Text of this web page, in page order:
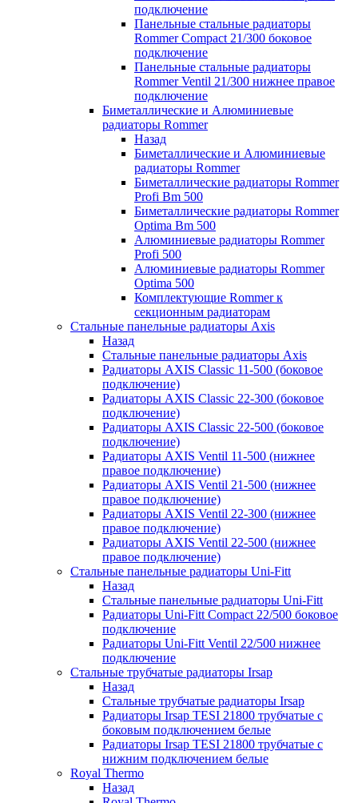
подключение
Панельные стальные радиаторы
Rommer Compact 21/300 боковое
подключение
Панельные стальные радиаторы
Rommer Ventil 21/300 нижнее правое
подключение
Биметаллические и Алюминиевые
радиаторы Rommer
Назад
Биметаллические и Алюминиевые
радиаторы Rommer
Биметаллические радиаторы Rommer
Profi Bm 500
Биметаллические радиаторы Rommer
Optima Bm 500
Алюминиевые радиаторы Rommer
Profi 500
Алюминиевые радиаторы Rommer
Optima 500
Комплектующие Rommer к
секционным радиаторам
Стальные панельные радиаторы Axis
Назад
Стальные панельные радиаторы Axis
Радиаторы AXIS Classic 11-500 (боковое
подключение)
Радиаторы AXIS Classic 22-300 (боковое
подключение)
Радиаторы AXIS Classic 22-500 (боковое
подключение)
Радиаторы AXIS Ventil 11-500 (нижнее
правое подключение)
Радиаторы AXIS Ventil 21-500 (нижнее
правое подключение)
Радиаторы AXIS Ventil 22-300 (нижнее
правое подключение)
Радиаторы AXIS Ventil 22-500 (нижнее
правое подключение)
Стальные панельные радиаторы Uni-Fitt
Назад
Стальные панельные радиаторы Uni-Fitt
Радиаторы Uni-Fitt Compact 22/500 боковое
подключение
Радиаторы Uni-Fitt Ventil 22/500 нижнее
подключение
Стальные трубчатые радиаторы Irsap
Назад
Стальные трубчатые радиаторы Irsap
Радиаторы Irsap TESI 21800 трубчатые с
боковым подключением белые
Радиаторы Irsap TESI 21800 трубчатые с
нижним подключением белые
Royal Thermo
Назад